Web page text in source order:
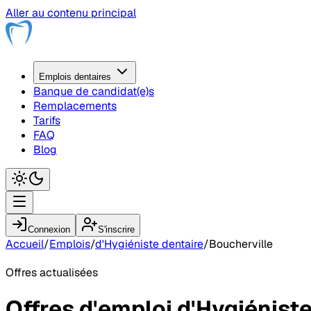
Aller au contenu principal
Emplois dentaires
Banque de candidat(e)s
Remplacements
Tarifs
FAQ
Blog
Connexion S'inscrire
Accueil/Emplois/d'Hygiéniste dentaire/Boucherville
Offres actualisées